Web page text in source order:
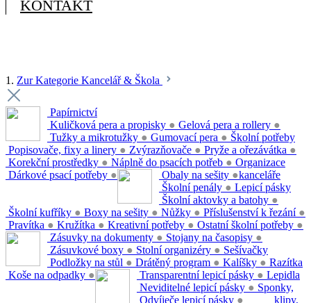
KONTAKT
1. Zur Kategorie Kancelář & Škola
Papírnictví
Kuličková pera a propisky ● Gelová pera a rollery ●
Tužky a mikrotužky ● Gumovací pera ●
Popisovače, fixy a linery ● Zvýrazňovače ● Pryže a ořezávátka ●
Korekční prostředky ● Náplně do psacích potřeb ●
Dárkové psací potřeby ●
Školní potřeby
Obaly na sešity ●
Školní penály ●
Školní aktovky a batohy ●
Školní kufříky ● Boxy na sešity ● Nůžky ● Příslušenství k řezání ●
Pravítka ● Kružítka ● Kreativní potřeby ● Ostatní školní potřeby ●
Organizace
kanceláře
Zásuvky na dokumenty ● Stojany na časopisy ●
Zásuvkové boxy ● Stolní organizéry ●
Podložky na stůl ● Drátěný program ● Kalíšky ●
Koše na odpadky ●
Lepicí pásky
Transparentní lepicí pásky ●
Neviditelné lepicí pásky ●
Odvíječe lepicí pásky ●
Sešívačky
Razítka
Lepidla
Sponky,
klipy,